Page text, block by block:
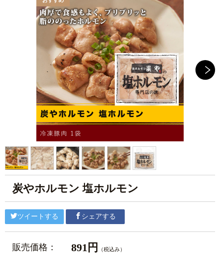
炭やホルモン 塩ホルモン
ツイートする シェアする
販売価格： 891円 （税込み）